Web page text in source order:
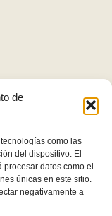
de
como las
del dispositivo. El
datos como el
únicas en este sitio.
negativamente a